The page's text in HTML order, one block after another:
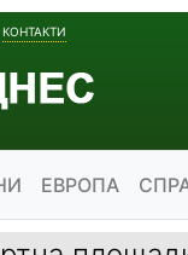
КОНТАКТИ
ЕВРОПА